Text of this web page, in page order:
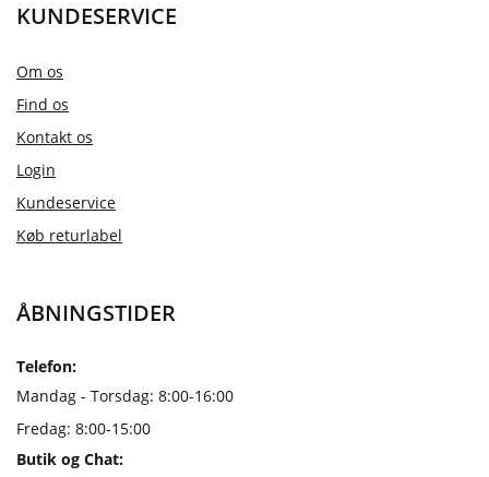
KUNDESERVICE
Om os
Find os
Kontakt os
Login
Kundeservice
Køb returlabel
ÅBNINGSTIDER
Telefon:
Mandag - Torsdag: 8:00-16:00
Fredag: 8:00-15:00
Butik og Chat: